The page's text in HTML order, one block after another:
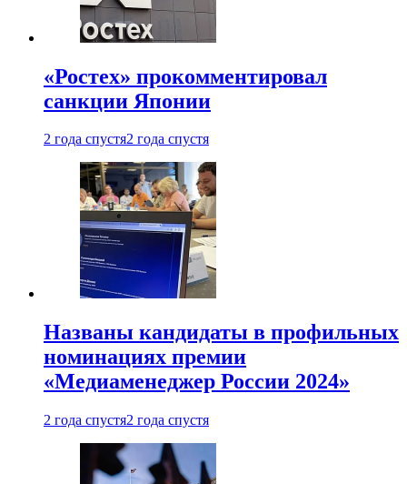
«Ростех» прокомментировал
санкции Японии
2 года спустя2 года спустя
Названы кандидаты в профильных
номинациях премии
«Медиаменеджер России 2024»
2 года спустя2 года спустя